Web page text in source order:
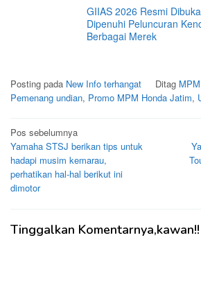
GIIAS 2026 Resmi
Dipenuhi Peluncuran
Berbagai Merek
Posting pada New Info terhangat Ditag
Pemenang undian, Promo MPM Honda Jatim,
Navigasi
pos
Pos sebelumnya
Yamaha STSJ berikan tips untuk
hadapi musim kemarau,
perhatikan hal-hal berikut ini
dimotor
Tinggalkan Komentarnya,kawan!!